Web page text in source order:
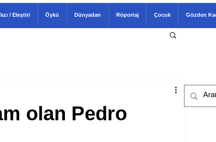
olan Pedro
/ Eleştiri Öykü Dünyadan Röportaj Çocuk Gözden